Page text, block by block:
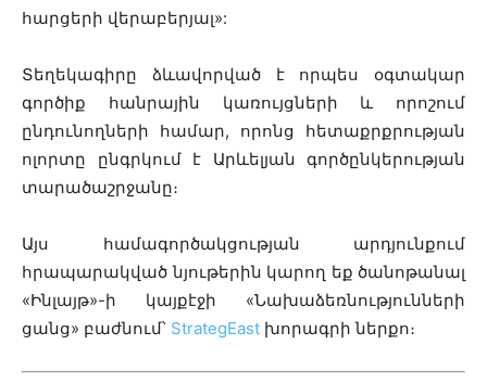
հարցերի վերաբերյալ»:
Տեղեկագիրը ձևավորված է որպես օգտակար
գործիք հանրային կառույցների և որոշում
ընդունողների համար, որոնց հետաքրքրության
ոլորտը ընգրկում է Արևելյան գործընկերության
տարածաշրջանը։
Այս համագործակցության արդյունքում
հրապարակված նյութերին կարող եք ծանոթանալ
«Ինլայթ»-ի կայքէջի «Նախաձեռնությունների
ցանց» բաժնում՝ StrategEast խորագրի ներքո։